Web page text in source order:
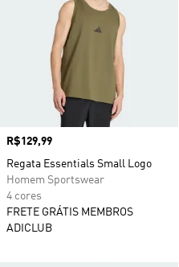
Preço
R$129,99
Regata Essentials Small Logo
Homem Sportswear
4 cores
FRETE GRÁTIS MEMBROS
ADICLUB